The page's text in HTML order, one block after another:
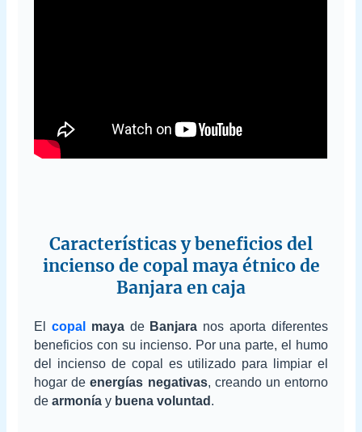
Características y beneficios del
incienso de copal maya étnico de
Banjara en caja
Elcopal mayade Banjara nos aporta diferentes
beneficios con su incienso. Por una parte, el humo
del incienso de copal es utilizado para limpiar el
hogar deenergías negativas, creando un entorno
dearmonía y buena voluntad .